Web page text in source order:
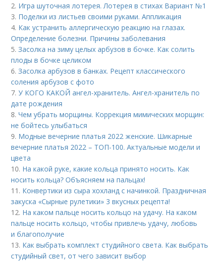
2. Игра шуточная лотерея. Лотерея в стихах Вариант №1
3. Поделки из листьев своими руками. Аппликация
4. Как устранить аллергическую реакцию на глазах.
Определение болезни. Причины заболевания
5.Засолка на зиму целых арбузов в бочке. Как солить
плоды в бочке целиком
6.Засолка арбузов в банках. Рецепт классического
соления арбузов с фото
7.У КОГО КАКОЙ ангел-хранитель. Ангел-хранитель по
дате рождения
8.Чем убрать морщины. Коррекция мимических морщин:
не бойтесь улыбаться
9. Модные вечерние платья 2022 женские. Шикарные
вечерние платья 2022 – ТОП-100. Актуальные модели и
цвета
10. На какой руке, какие кольца принято носить. Как
носить кольца? Объясняем на пальцах!
11. Конвертики из сыра хохланд с начинкой. Праздничная
закуска «Сырные рулетики» 3 вкусных рецепта!
12. На каком пальце носить кольцо на удачу. На каком
пальце носить кольцо, чтобы привлечь удачу, любовь
и благополучие
13. Как выбрать комплект студийного света. Как выбрать
студийный свет, от чего зависит выбор